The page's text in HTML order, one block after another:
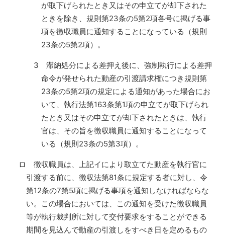
が取下げられたとき又はその申立てが却下された
ときを除き、規則第23条の5第2項各号に掲げる事
項を徴収職員に通知することになっている（規則
23条の5第2項）。
3 滞納処分による差押え後に、強制執行による差押
命令が発せられた動産の引渡請求権につき規則第
23条の5第2項の規定による通知があった場合にお
いて、執行法第163条第1項の申立てが取下げられ
たとき又はその申立てが却下されたときは、執行
官は、その旨を徴収職員に通知することになって
いる（規則23条の5第3項）。
ロ 徴収職員は、上記イにより取立てた動産を執行官に
引渡する前に、徴収法第81条に規定する者に対し、令
第12条の7第5項に掲げる事項を通知しなければならな
い。この場合においては、この通知を受けた徴収職員
等が執行裁判所に対して交付要求をすることができる
期間を見込んで動産の引渡しをすべき日を定めるもの